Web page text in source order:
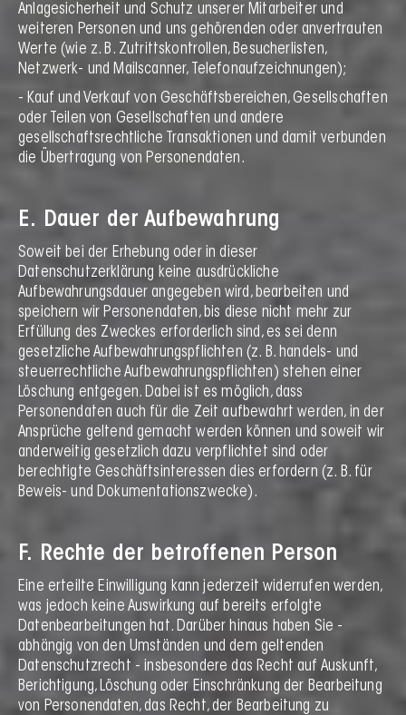
Anlagesicherheit und Schutz unserer Mitarbeiter und
weiteren Personen und uns gehörenden oder anvertrauten
Werte (wie z. B. Zutrittskontrollen, Besucherlisten,
Netzwerk- und Mailscanner, Telefonaufzeichnungen);
- Kauf und Verkauf von Geschäftsbereichen, Gesellschaften
oder Teilen von Gesellschaften und andere
gesellschaftsrechtliche Transaktionen und damit verbunden
die Übertragung von Personendaten.
E. Dauer der Aufbewahrung
Soweit bei der Erhebung oder in dieser
Datenschutzerklärung keine ausdrückliche
Aufbewahrungsdauer angegeben wird, bearbeiten und
speichern wir Personendaten, bis diese nicht mehr zur
Erfüllung des Zweckes erforderlich sind, es sei denn
gesetzliche Aufbewahrungspflichten (z. B. handels- und
steuerrechtliche Aufbewahrungspflichten) stehen einer
Löschung entgegen. Dabei ist es möglich, dass
Personendaten auch für die Zeit aufbewahrt werden, in der
Ansprüche geltend gemacht werden können und soweit wir
anderweitig gesetzlich dazu verpflichtet sind oder
berechtigte Geschäftsinteressen dies erfordern (z. B. für
Beweis- und Dokumentationszwecke).
F. Rechte der betroffenen Person
Eine erteilte Einwilligung kann jederzeit widerrufen werden,
was jedoch keine Auswirkung auf bereits erfolgte
Datenbearbeitungen hat. Darüber hinaus haben Sie -
abhängig von den Umständen und dem geltenden
Datenschutzrecht - insbesondere das Recht auf Auskunft,
Berichtigung, Löschung oder Einschränkung der Bearbeitung
von Personendaten, das Recht, der Bearbeitung zu